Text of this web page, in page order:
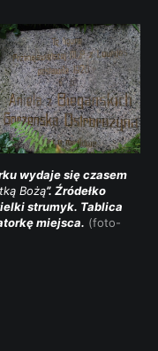
wydaje się czasem
Bożą”. Źródełko
strumyk. Tablica
miejsca. (foto-